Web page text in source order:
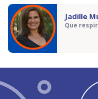
Jadille
Que